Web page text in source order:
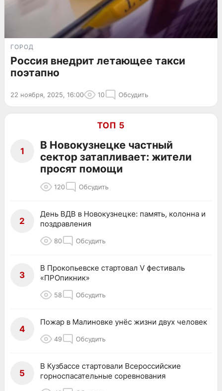
ГОРОД
Россия внедрит летающее такси
поэтапно
22 ноября, 2025, 16:00 10 Обсудить
ТОП 5
1
В Новокузнецке частный
сектор затапливает: жители
просят помощи
120 Обсудить
2
День ВДВ в Новокузнецке: память, колонна и
поздравления
80 Обсудить
3
В Прокопьевске стартовал V фестиваль
«ПРОпикник»
58 Обсудить
4
Пожар в Малиновке унёс жизни двух человек
49 Обсудить
5
В Кузбассе стартовали Всероссийские
горноспасательные соревнования